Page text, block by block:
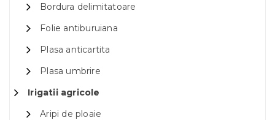
Bordura delimitatoare
Folie antiburuiana
Plasa anticartita
Plasa umbrire
Irigatii agricole
Aripi de ploaie